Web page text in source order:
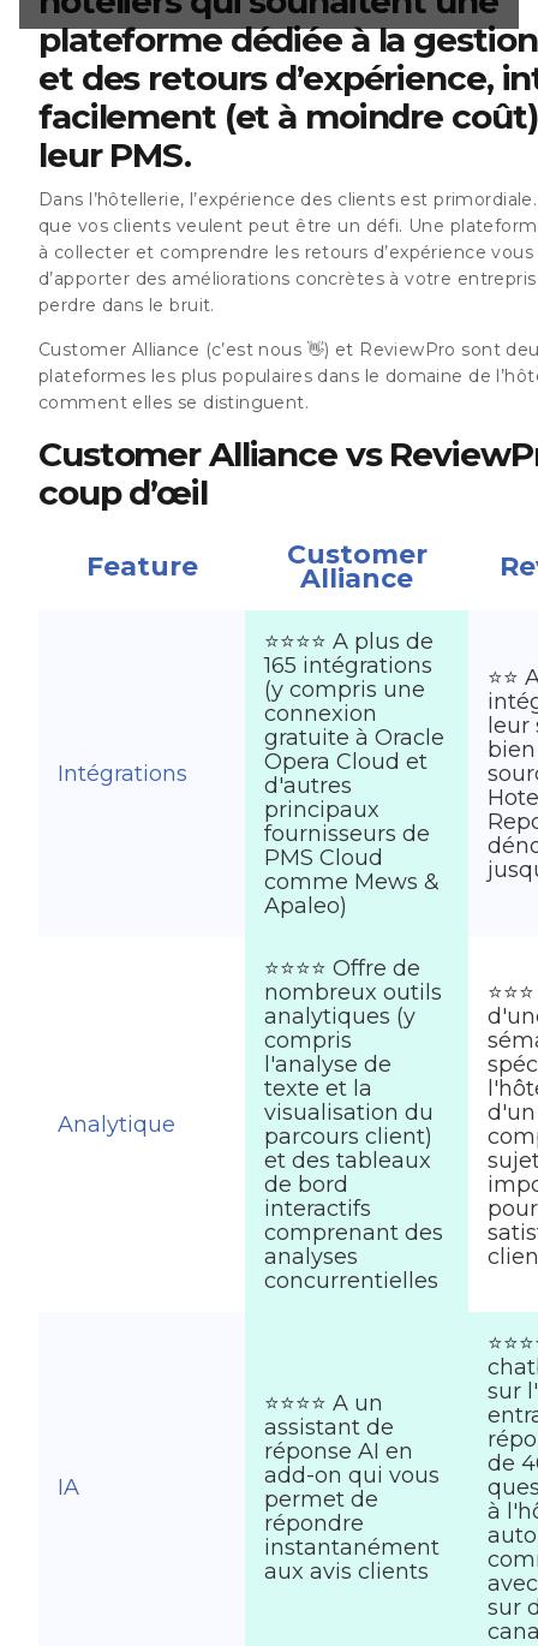
connexion
et d'autres
PMS Cloud
Affiche 39
web,
plateforme dédiée à la
et des retours d’expérience,
facilement (et à moindre
leur PMS.
Dans l’hôtellerie, l’expérience des clients est
que vos clients veulent peut être un défi. Une
à collecter et comprendre les retours d’expérience
d’apporter des améliorations concrètes à votre
perdre dans le bruit.
Customer Alliance (c’est nous 👋) et ReviewPro sont
plateformes les plus populaires dans le domaine de
comment elles se distinguent.
Customer Alliance vs
coup d’œil
Feature Customer
Alliance
Intégrations
⭐⭐⭐⭐ A plus de
165 intégrations
(y compris une
connexion
gratuite à Oracle
Opera Cloud et
d'autres
principaux
fournisseurs de
PMS Cloud
comme Mews &
Apaleo)
⭐⭐
leur
Analytique
⭐⭐⭐⭐ Offre de
nombreux outils
analytiques (y
compris
l'analyse de
texte et la
visualisation du
parcours client)
et des tableaux
de bord
interactifs
comprenant des
analyses
concurrentielles
IA
⭐⭐⭐⭐ A un
assistant de
réponse AI en
add-on qui vous
permet de
répondre
instantanément
aux avis clients
sur
de
à
sur